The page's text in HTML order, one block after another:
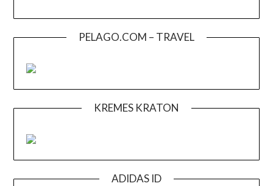
PELAGO.COM – TRAVEL
KREMES KRATON
ADIDAS ID